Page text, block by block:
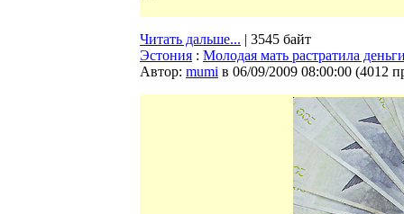
Читать дальше... | 3545 байт
Эстония : Молодая мать растратила
Автор: mumi в 06/09/2009 08:00:00 (4012